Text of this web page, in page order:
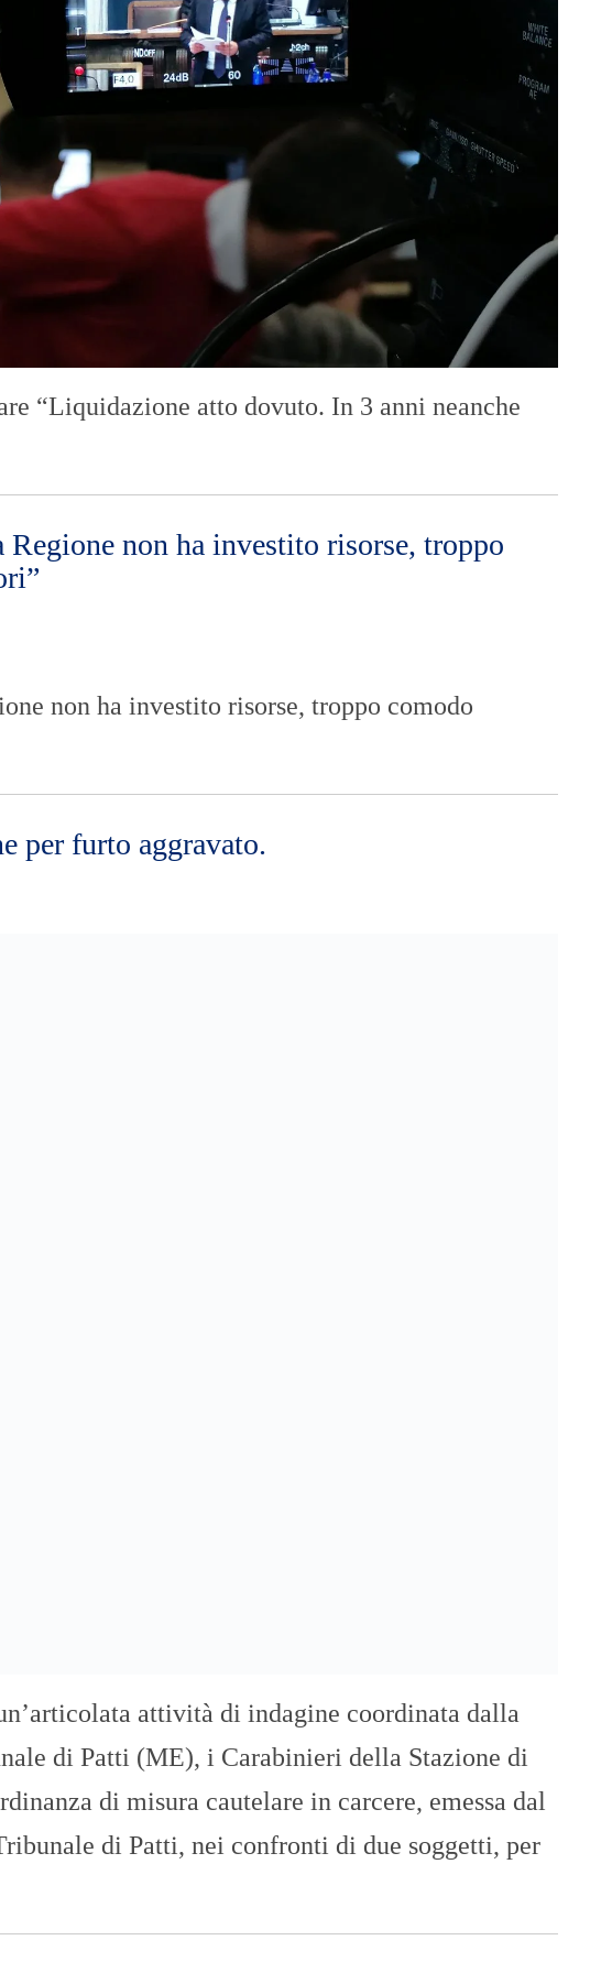
“Liquidazione atto dovuto. In 3 anni neanche
non ha investito risorse, troppo
non ha investito risorse, troppo comodo
per furto aggravato.